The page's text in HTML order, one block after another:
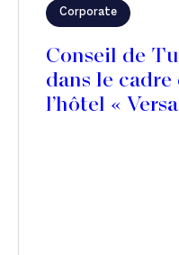
Corporate
Conseil de
dans le cadre
l’hôtel «